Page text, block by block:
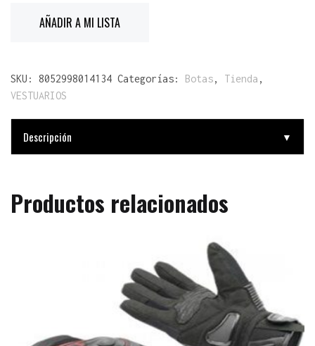
AÑADIR A MI LISTA
SKU: 8052998014134 Categorías: Botas, Tienda ,
VESTUARIOS
Descripción ▼
Productos relacionados